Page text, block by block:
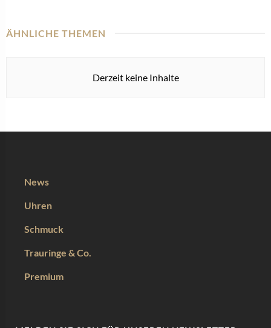
ÄHNLICHE THEMEN
Derzeit keine Inhalte
News
Uhren
Schmuck
Trauringe & Co.
Premium